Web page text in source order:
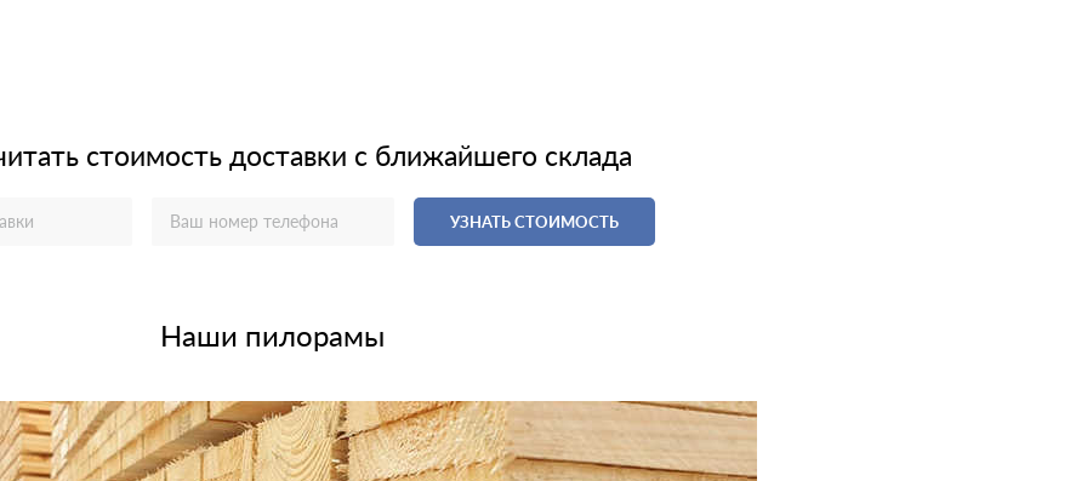
стоимость доставки с ближайшего склада
УЗНАТЬ СТОИМОСТЬ
Наши пилорамы